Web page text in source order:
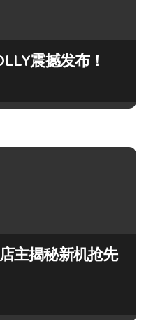
震撼发布！
主揭秘新机抢先